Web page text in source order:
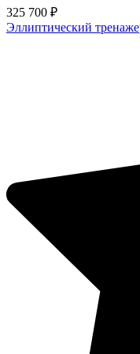
325 700 ₽
Эллиптический